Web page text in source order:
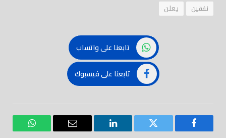
نفقين
يعلن
تابعنا على واتساب
تابعنا على فيسبوك
فيسبوك تويتر لينكدود
بريد
واتساب